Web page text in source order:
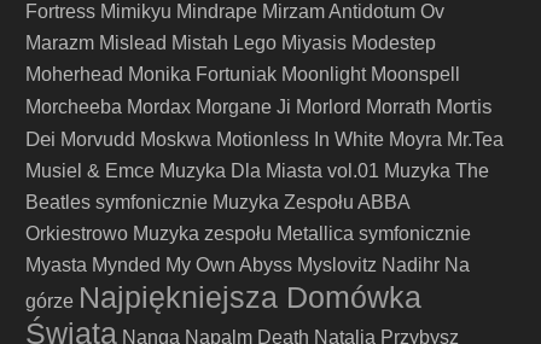
Fortress Mimikyu Mindrape Mirzam Antidotum Ov
Marazm Mislead Mistah Lego Miyasis Modestep
Moherhead Monika Fortuniak Moonlight Moonspell
Morcheeba Mordax Morgane Ji Morlord Morrath Mortis
Dei Morvudd Moskwa Motionless In White Moyra Mr.Tea
Musiel & Emce Muzyka Dla Miasta vol.01 Muzyka The
Beatles symfonicznie Muzyka Zespołu ABBA
Orkiestrowo Muzyka zespołu Metallica symfonicznie
Myasta Mynded My Own Abyss Myslovitz Nadihr Na
górze Najpiękniejsza Domówka
Świata Nanga Napalm Death Natalia Przybysz